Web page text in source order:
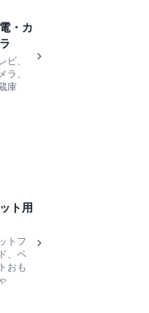
・カ
ビ、
ラ、
庫
ト用
トフ
、ペ
おも